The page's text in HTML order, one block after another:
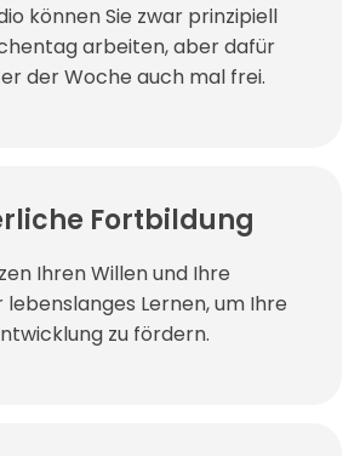
können Sie zwar prinzipiell
arbeiten, aber dafür
der Woche auch mal frei.
Fortbildung
Ihren Willen und Ihre
Lernen, um Ihre
zu fördern.